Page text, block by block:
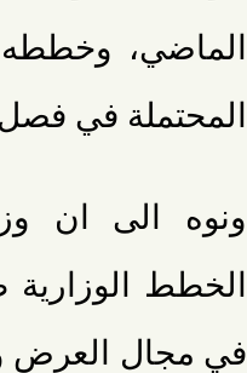
الماضي، وخططه
المحتملة في
ونوه الى ان
الخطط الوزارية
في مجال العرض